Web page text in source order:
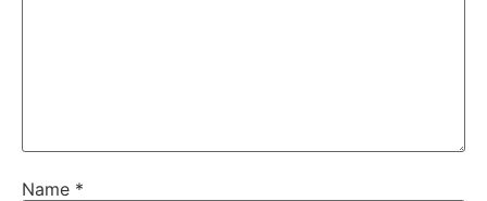
Name *